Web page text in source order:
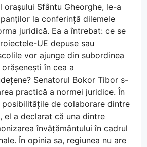
orașului Sfântu Gheorghe, le-a
la conferință dilemele
juridică. Ea a întrebat: ce se
UE depuse sau
vor ajunge din subordinea
în cea a
Senatorul Bokor Tibor s-
practică a normei juridice. În
de colaborare dintre
el a declarat că una dintre
învățământului în cadrul
În opinia sa, regiunea nu are